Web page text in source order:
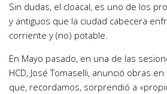
Sin dudas, el cloacal, es uno de los
y antiguos que la ciudad cabecera
corriente y (no) potable.
En Mayo pasado, en una de las
HCD, José Tomaselli, anunció obras
que, recordamos, sorprendió a